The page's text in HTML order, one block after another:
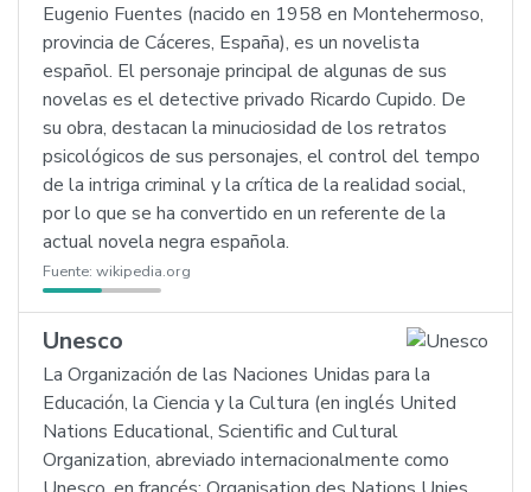
Eugenio Fuentes (nacido en 1958 en Montehermoso,
provincia de Cáceres, España), es un novelista
español. El personaje principal de algunas de sus
novelas es el detective privado Ricardo Cupido. De
su obra, destacan la minuciosidad de los retratos
psicológicos de sus personajes, el control del tempo
de la intriga criminal y la crítica de la realidad social,
por lo que se ha convertido en un referente de la
actual novela negra española.
Fuente: wikipedia.org
Unesco
La Organización de las Naciones Unidas para la
Educación, la Ciencia y la Cultura (en inglés United
Nations Educational, Scientific and Cultural
Organization, abreviado internacionalmente como